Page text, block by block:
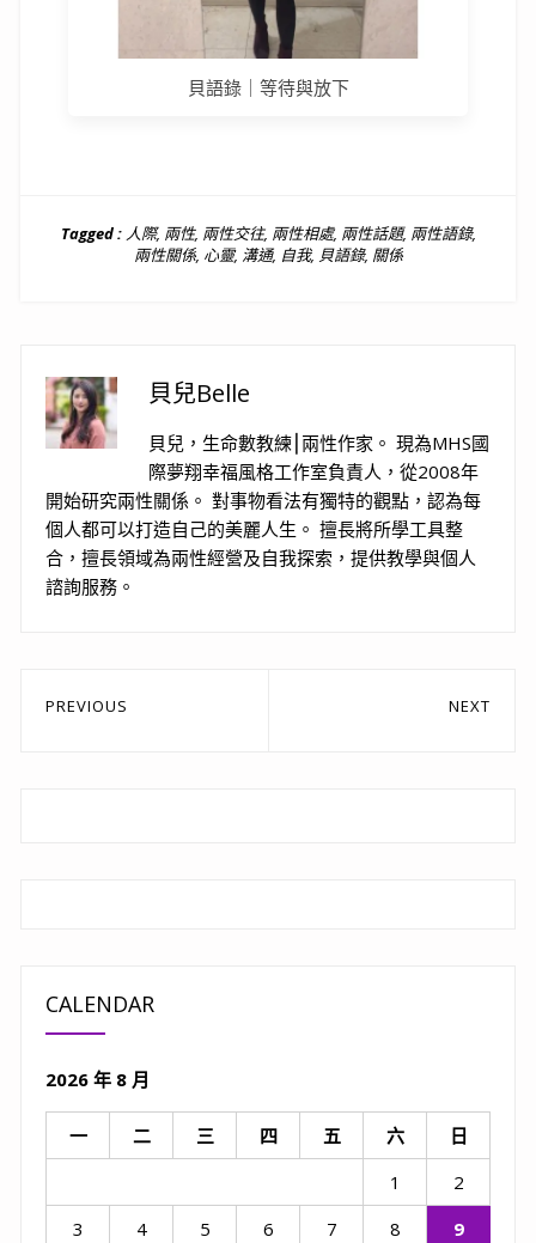
貝語錄｜等待與放下
Tagged : 人際, 兩性, 兩性交往, 兩性相處, 兩性話題, 兩性語錄,
兩性關係, 心靈, 溝通, 自我, 貝語錄, 關係
貝兒Belle
貝兒，生命數教練⎮兩性作家。 現為MHS國
際夢翔幸福風格工作室負責人，從2008年
開始研究兩性關係。 對事物看法有獨特的觀點，認為每
個人都可以打造自己的美麗人生。 擅長將所學工具整
合，擅長領域為兩性經營及自我探索，提供教學與個人
諮詢服務。
文
PREVIOUS NEXT
CALENDAR
2026 年 8 月
一 二 三 四 五 六
日
1
2
3
4 5 6 7 8
9